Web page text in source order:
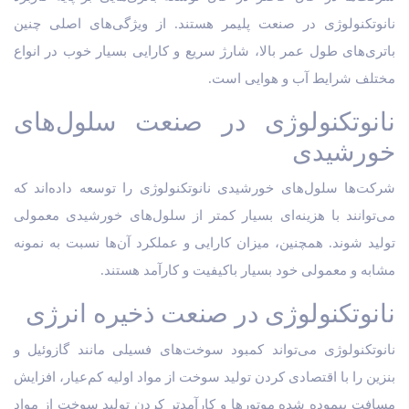
نانوتکنولوژی در صنعت پلیمر هستند. از ویژگی‌های اصلی چنین
باتری‌های طول عمر بالا، شارژ سریع و کارایی بسیار خوب در انواع
مختلف شرایط آب و هوایی است.
نانوتکنولوژی در صنعت سلول‌های
خورشیدی
شرکت‌ها سلول‌های خورشیدی نانوتکنولوژی را توسعه داده‌اند که
می‌توانند با هزینه‌ای بسیار کمتر از سلول‌های خورشیدی معمولی
تولید شوند. همچنین، میزان کارایی و عملکرد آن‌ها نسبت به نمونه
مشابه و معمولی خود بسیار باکیفیت و کارآمد هستند.
نانوتکنولوژی در صنعت ذخیره انرژی
نانوتکنولوژی می‌تواند کمبود سوخت‌های فسیلی مانند گازوئیل و
بنزین را با اقتصادی کردن تولید سوخت از مواد اولیه کم‌عیار، افزایش
مسافت پیموده شده موتورها و کارآمدتر کردن تولید سوخت از مواد